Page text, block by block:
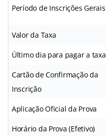
Período de Inscrições Gerais
Valor da Taxa
Último dia para pagar a taxa
Cartão de Confirmação da
Inscrição
Aplicação Oficial da Prova
Horário da Prova (Efetivo)